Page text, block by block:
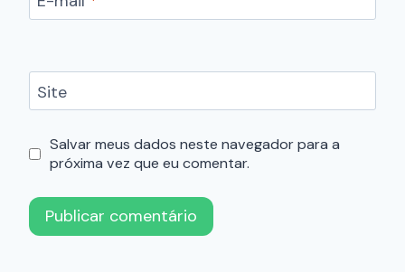
Site
Salvar meus dados neste navegador para a
próxima vez que eu comentar.